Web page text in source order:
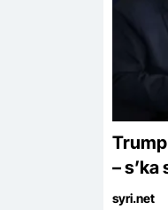
–
syri.net